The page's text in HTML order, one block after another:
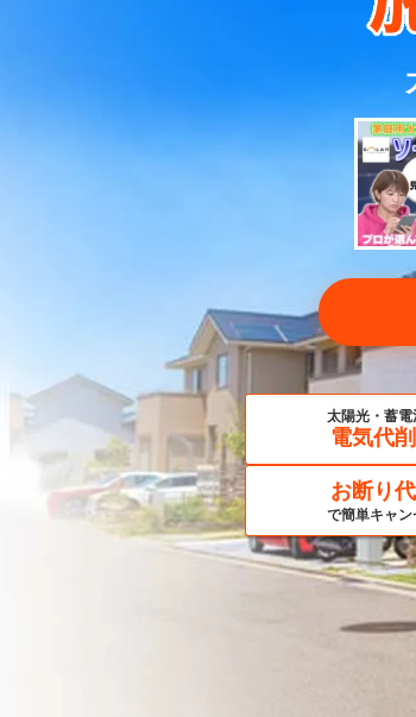
太陽光・蓄電
電気代
お断り
で簡単キャン